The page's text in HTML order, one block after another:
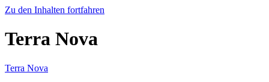
Zu den Inhalten fortfahren
Terra Nova
Terra Nova